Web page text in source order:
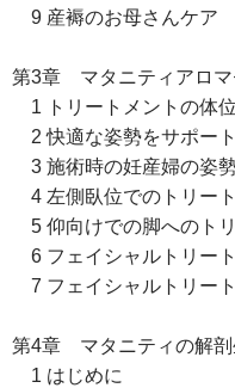
9 産褥のお母さんケア
第3章 マタニティアロマ
1 トリートメントの体位
2 快適な姿勢をサポー
3 施術時の妊産婦の姿
4 左側臥位でのトリー
5 仰向けでの脚へのト
6 フェイシャルトリー
7 フェイシャルトリー
第4章 マタニティの解剖
1 はじめに